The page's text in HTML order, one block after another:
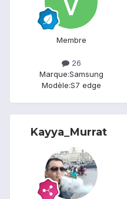
Membre
26
Marque:Samsung
Modèle:S7 edge
Kayya_Murrat